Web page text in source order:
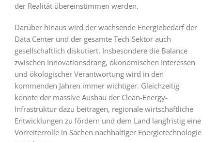
der Realität übereinstimmen werden.
Darüber hinaus wird der wachsende Energiebedarf der
Data Center und der gesamte Tech-Sektor auch
gesellschaftlich diskutiert. Insbesondere die Balance
zwischen Innovationsdrang, ökonomischen Interessen
und ökologischer Verantwortung wird in den
kommenden Jahren immer wichtiger. Gleichzeitig
könnte der massive Ausbau der Clean-Energy-
Infrastruktur dazu beitragen, regionale wirtschaftliche
Entwicklungen zu fördern und dem Land langfristig eine
Vorreiterrolle in Sachen nachhaltiger Energietechnologie